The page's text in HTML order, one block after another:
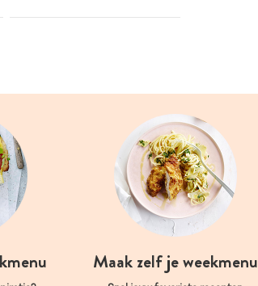
Maak zelf je weekmenu